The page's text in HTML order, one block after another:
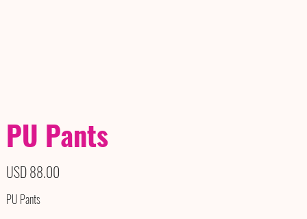
PU Pants
Precio
USD 88.00
PU Pants